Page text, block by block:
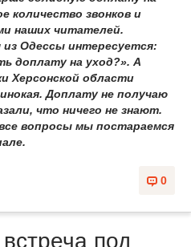
количество звонков и
наших читателей.
Одессы интересуется:
доплату на уход?». А
Херсонской области
Доплату не получаю
что ничего не знают.
вопросы мы постараемся
0
под